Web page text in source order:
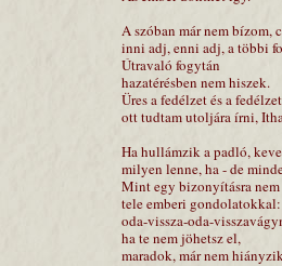
A szóban már nem bízom,
inni adj, enni adj, a többi
Útravaló fogytán
hazatérésben nem hiszek.
Üres a fedélzet és a
ott tudtam utoljára írni,
Ha hullámzik a padló,
milyen lenne, ha - de
Mint egy bizonyításra nem
tele emberi gondolatokkal:
oda-vissza-oda-
ha te nem jöhetsz el,
maradok, már nem